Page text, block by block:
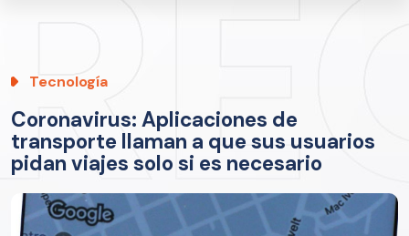
Tecnología
Coronavirus: Aplicaciones de
transporte llaman a que sus usuarios
pidan viajes solo si es necesario